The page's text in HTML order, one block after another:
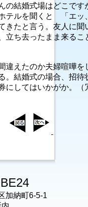
の結婚式場はどこです
テルを聞くと 「エッ
きたと言う。友人に聞
立ち去ったまま来るこ
違えたのか夫婦喧嘩を
。結婚式の場合、招待
にしてはいかがか。（
加納町6-5-1